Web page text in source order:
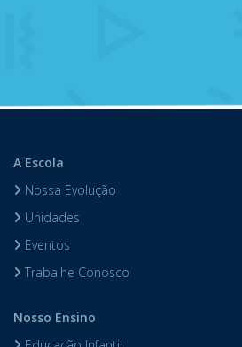
A Escola
Nossa Evolução
Unidades
Eventos
Trabalhe Conosco
Nosso Ensino